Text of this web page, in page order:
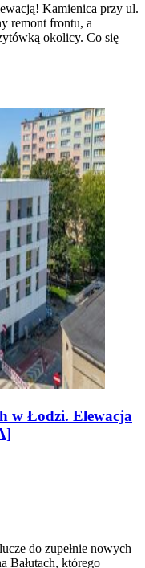
Kamienica przy ul.
remont frontu, a
okolicy. Co się
w Łodzi. Elewacja
do zupełnie nowych
Bałutach, którego